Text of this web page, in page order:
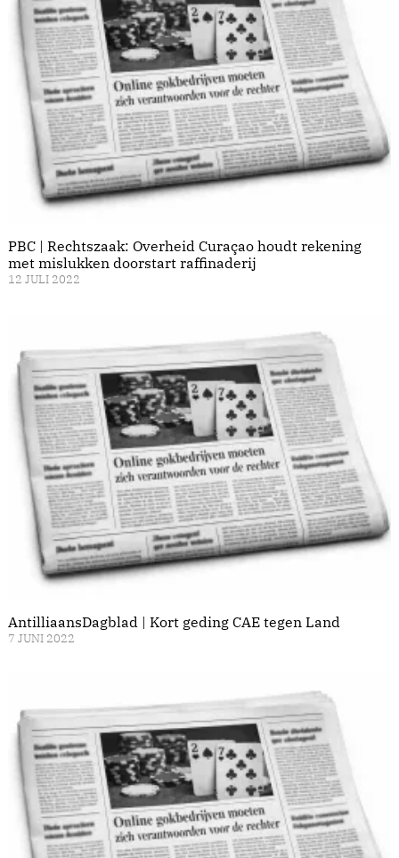
PBC | Rechtszaak: Overheid Curaçao houdt rekening
met mislukken doorstart raffinaderij
12 JULI 2022
AntilliaansDagblad | Kort geding CAE tegen Land
7 JUNI 2022